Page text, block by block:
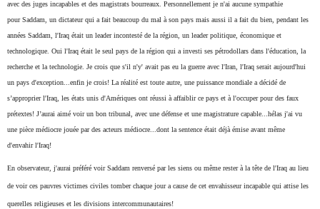
avec des juges incapables et des magistrats bourreaux. Personnellement je n'ai aucune sympathie
pour Saddam, un dictateur qui a fait beaucoup du mal à son pays mais aussi il a fait du bien, pendant les
années Saddam, l'Iraq était un leader incontesté de la région, un leader politique, économique et
technologique. Oui l'Iraq était le seul pays de la région qui a investi ses pétrodollars dans l'éducation, la
recherche et la technologie. Je crois que s'il n'y' avait pas eu la guerre avec l'Iran, l'Iraq serait aujourd'hui
un pays d'exception...enfin je crois! La réalité est toute autre, une puissance mondiale a décidé de
s’approprier l'Iraq, les états unis d'Amériques ont réussi à affaiblir ce pays et à l'occuper pour des faux
prétextes! J’aurai aimé voir un bon tribunal, avec une défense et une magistrature capable...hélas j'ai vu
une pièce médiocre jouée par des acteurs médiocre...dont la sentence était déjà émise avant même
d'envahir l'Iraq!
En observateur, j'aurai préféré voir Saddam renversé par les siens ou même rester à la tête de l'Iraq au lieu
de voir ces pauvres victimes civiles tomber chaque jour a cause de cet envahisseur incapable qui attise les
querelles religieuses et les divisions intercommunautaires!